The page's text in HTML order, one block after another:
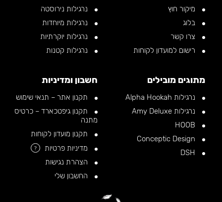
מיקור חוץ
בלוג
צרו קשר
רישום למועדון לקוחות
נרגילות נירוסטה
נרגילות מיוחדות
נרגילות יוקרתיות
נרגילות קטנות
מתוגים מובילים
נרגילות Alpha Hookah
נרגילות Amy Deluxe
חשבון ומדיניות
תקנון אתר – תנאי שימוש
תקנון גיפטכארד – כרטיס
מתנה
תקנון מועדון לקוחות
מדיניות פרטיות
?
הצהרת נגישות
החשבון שלי